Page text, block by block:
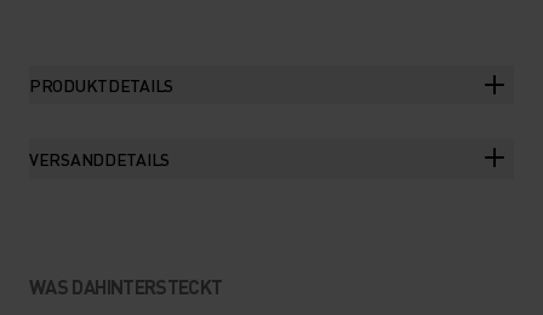
PRODUKTDETAILS
VERSANDDETAILS
WAS DAHINTERSTECKT